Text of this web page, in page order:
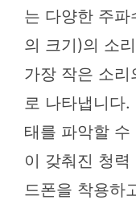
는 다양한 주파
의 크기)의 소
가장 작은 소
로 나타냅니다
태를 파악할
이 갖춰진 청
드폰을 착용하